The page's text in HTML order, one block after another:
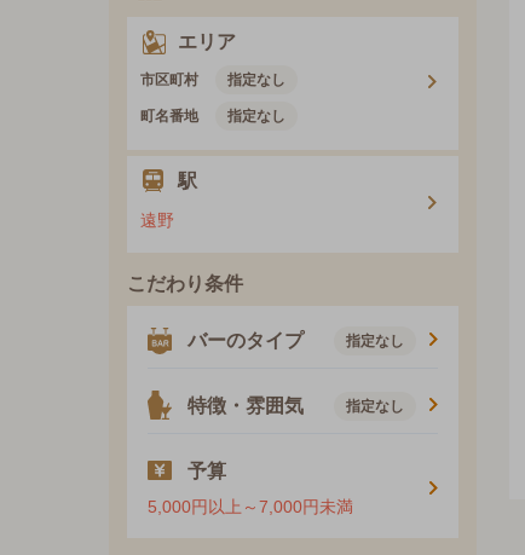
エリア
市区町村 指定なし
町名番地 指定なし
駅
遠野
こだわり条件
バーのタイプ 指定なし
特徴・雰囲気 指定なし
予算
5,000円以上～7,000円未満